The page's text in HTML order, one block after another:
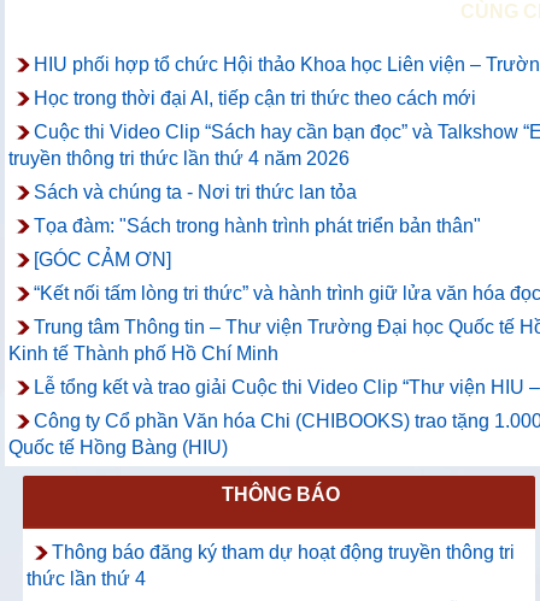
CÙNG
HIU phối hợp tổ chức Hội thảo Khoa học Liên viện –
Học trong thời đại AI, tiếp cận tri thức theo cách mới
Cuộc thi Video Clip “Sách hay cần bạn đọc” và Talkshow
truyền thông tri thức lần thứ 4 năm 2026
Sách và chúng ta - Nơi tri thức lan tỏa
Tọa đàm: "Sách trong hành trình phát triển bản thân"
[GÓC CẢM ƠN]
“Kết nối tấm lòng tri thức” và hành trình giữ lửa văn hóa
Trung tâm Thông tin – Thư viện Trường Đại học Quốc tế
Kinh tế Thành phố Hồ Chí Minh
Lễ tổng kết và trao giải Cuộc thi Video Clip “Thư viện HIU
Công ty Cổ phần Văn hóa Chi (CHIBOOKS) trao tặng
Quốc tế Hồng Bàng (HIU)
THÔNG BÁO
Thông báo đăng ký tham dự hoạt động truyền thông tri
thức lần thứ 4